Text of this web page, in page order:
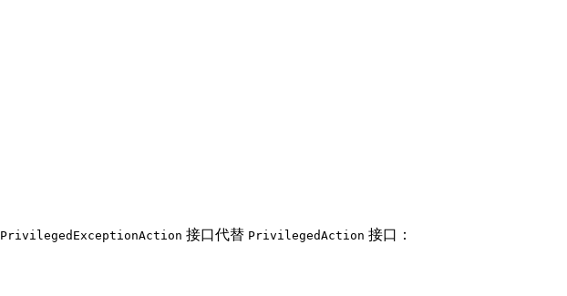
PrivilegedExceptionAction 接口代替 PrivilegedAction 接口：